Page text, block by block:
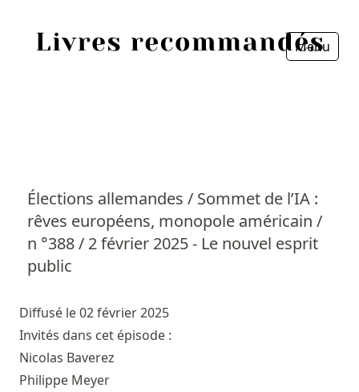
Menu
Élections allemandes / Sommet de l’IA :
rêves européens, monopole américain /
n °388 / 2 février 2025 - Le nouvel esprit
public
Diffusé le 02 février 2025
Invités dans cet épisode :
Nicolas Baverez
Philippe Meyer
Personnes
Livres
Livres les plus recommandés
Prix littéraires
Fermer